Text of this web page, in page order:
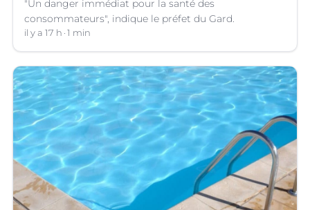
"Un danger immédiat pour la santé des
consommateurs", indique le préfet du Gard.
il y a 17 h 1 min